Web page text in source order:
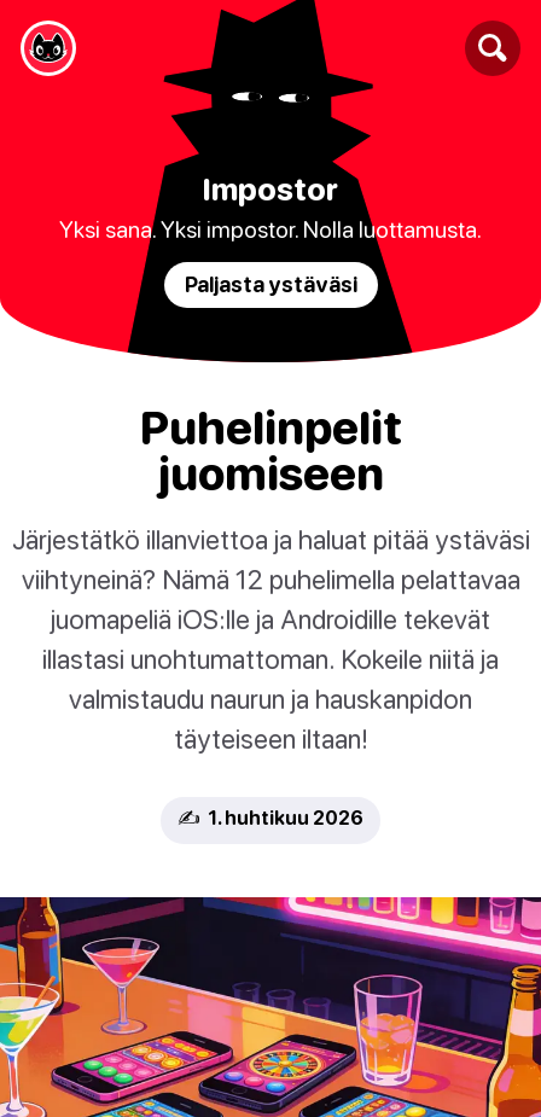
Impostor
Yksi sana. Yksi impostor. Nolla luottamusta.
Paljasta ystäväsi
Puhelinpelit
juomiseen
Järjestätkö illanviettoa ja haluat pitää ystäväsi
viihtyneinä? Nämä 12 puhelimella pelattavaa
juomapeliä iOS:lle ja Androidille tekevät
illastasi unohtumattoman. Kokeile niitä ja
valmistaudu naurun ja hauskanpidon
täyteiseen iltaan!
✍️ 1. huhtikuu 2026